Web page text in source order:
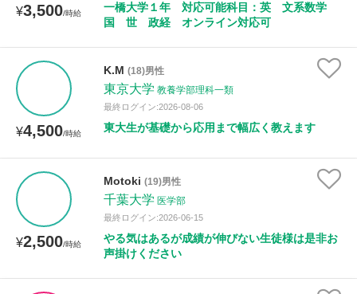
¥3,500/時給
一橋大学１年 対応可能科目：英 文系数学
国 世 政経 オンライン対応可
¥4,500/時給
K.M (18)男性
東京大学 教養学部理科一類
最終ログイン:2026-08-06
東大生が基礎から応用まで幅広く教えます
¥2,500/時給
Motoki (19)男性
千葉大学 医学部
最終ログイン:2026-06-15
やる気はあるが成績が伸びない生徒様は是非お
声掛けください